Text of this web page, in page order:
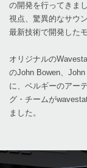
の開発を行ってきま
視点、驚異的なサウ
最新技術で開発した
オリジナルの
のJohn Bowen、
に、ベルギーのアー
グ・チームが
ました。